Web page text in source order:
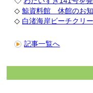
◇鯨資料館 休館のお
◇ 白渚海岸ビーチクリ
記事一覧へ